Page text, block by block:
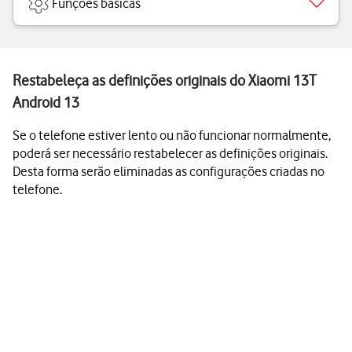
Funções básicas
Restabeleça as definições originais do Xiaomi 13T
Android 13
Se o telefone estiver lento ou não funcionar normalmente,
poderá ser necessário restabelecer as definições originais.
Desta forma serão eliminadas as configurações criadas no
telefone.